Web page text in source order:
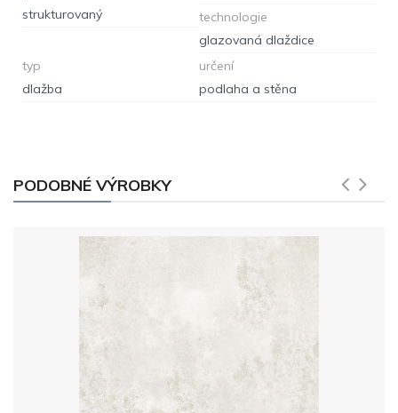
strukturovaný
technologie
glazovaná dlaždice
typ
dlažba
určení
podlaha a stěna
PODOBNÉ VÝROBKY